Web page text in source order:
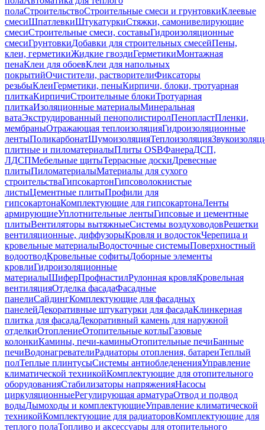
полаСтроительствоСтроительные смеси и грунтовкиКлеевые
смесиШпатлевкиШтукатуркиСтяжки, самонивелирующие
смесиСтроительные смеси, составыГидроизоляционные
смесиГрунтовкиДобавки для строительных смесейПены,
клеи, герметикиЖидкие гвоздиГерметикиМонтажная
пенаКлеи для обоевКлеи для напольных
покрытийОчистители, растворителиФиксаторы
резьбыКлеиГерметики, пеныКирпичи, блоки, тротуарная
плиткаКирпичиСтроительные блокиТротуарная
плиткаИзоляционные материалыМинеральная
ватаЭкструдированный пенополистиролПенопластПленки,
мембраныОтражающая теплоизоляцияГидроизоляционные
лентыПоликарбонатШумоизоляцияТеплоизоляция
плитные и пиломатериалыПлиты OSBФанераДСП,
ЛДСПМебельные щитыТеррасные доскиДревесные
плитыПиломатериалыМатериалы для сухого
строительстваГипсокартонГипсоволокнистые
листыЦементные плитыПрофили для
гипсокартонаКомплектующие для гипсокартонаЛенты
армирующиеУплотнительные лентыГипсовые и цементные
плитыВентиляторы вытяжныеСистемы воздуховодовРешетки
вентиляционные, диффузорыКровля и водостокЧерепица и
кровельные материалыВодосточные системыПоверхностный
водоотводКровельные софитыДоборные элементы
кровлиГидроизоляционные
материалыШиферПрофнастилРулонная кровляКровельная
вентиляцияОтделка фасадаФасадные
панелиСайдингКомплектующие для фасадных
панелейДекоративные штукатурки для фасадаКлинкерная
плитка для фасадаДекоративный камень для наружной
отделкиОтоплениеОтопительные котлыГазовые
колонкиКамины, печи-каминыОтопительные печиБанные
печиВодонагревателиРадиаторы отопления, батареиТеплый
полТеплые плинтусыСистемы антиобледененияУправление
климатической техникойКомплектующие для отопительного
оборудованияСтабилизаторы напряженияНасосы
циркуляционныеРегулирующая арматураОтвод и подвод
водыДымоходы и комплектующиеУправление климатической
техникойКомплектующие для радиаторовКомплектующие для
теплого полаТопливо и аксессуары для отопительного